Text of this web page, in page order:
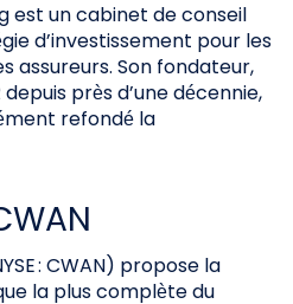
est un cabinet de conseil
d’investissement pour les
assureurs. Son fondateur,
près d’une décennie,
refondé la
: CWAN) propose la
la plus complète du